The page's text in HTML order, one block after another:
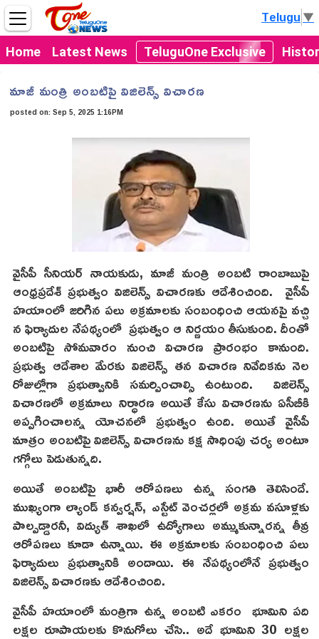
Home Latest News TeluguOne Exclusive
Telugu▼
మాజీ మంత్రి అంబటిపై విజిలెన్స్ విచారణ
posted on:Sep 5, 2025 1:16PM
వైసీపీ సీనియర్ నాయకుడు, మాజీ మంత్రి అంబటి రాంబాబుపై
ఆంధ్రప్రదేశ్ ప్రభుత్వం విజిలెన్స్ విచారణకు ఆదేశించింది. వైసీపీ
హయాంలో జరిగిన పలు అక్రమాలకు సంబంధించి ఆయనపై వచ్చి
న ఫిర్యాదుల నేపథ్యంలో ప్రభుత్వం ఆ నిర్ణయం తీసుకుంది. దీంతో
అంబటిపై సోమవారం నుంచి విచారణ ప్రారంభం కానుంది.
ప్రభుత్వ ఆదేశాల మేరకు విజిలెన్స్ తన విచారణ నివేదికను నెల
రోజుల్లోగా ప్రభుత్వానికి సమర్పించాల్సి ఉంటుంది. విజిలెన్స్
విచారణలో అక్రమాలు నిర్ధారణ అయితే కేసు విచారణను ఏసీబీకి
అప్పగించాలన్న యోచనలో ప్రభుత్వం ఉంది. అయితే వైసీపీ
మాత్రం అంబటిపై విజిలెన్స్ విచారణను కక్ష సాధింపు చర్య అంటూ
గగ్గోలు పెడుతున్నది.
అయితే అంబటిపై భారీ ఆరోపణలు ఉన్న సంగతి తెలిసిందే.
ముఖ్యంగా ల్యాండ్ కన్వర్షన్, ఎస్టేట్ వెంచర్లలో అక్రమ వసూళ్లకు
పాల్పడ్డారనీ, విద్యుత్ శాఖలో ఉద్యోగాలు అమ్ముకున్నారన్న తీవ్ర
ఆరోపణలు కూడా ఉన్నాయి. ఈ అక్రమాలకు సంబంధించి పలు
ఫిర్యాదులు ప్రభుత్వానికి అందాయి. ఈ నేపథ్యంలోనే ప్రభుత్వం
విజిలెన్స్ విచారణకు ఆదేశించింది.
వైసీపీ హయాంలో మంత్రిగా ఉన్న అంబటి ఎకరం భూమిని పది
లక్షల రూపాయలకు కొనుగోలు చేసి.. అదే భూమిని 30 లక్షల